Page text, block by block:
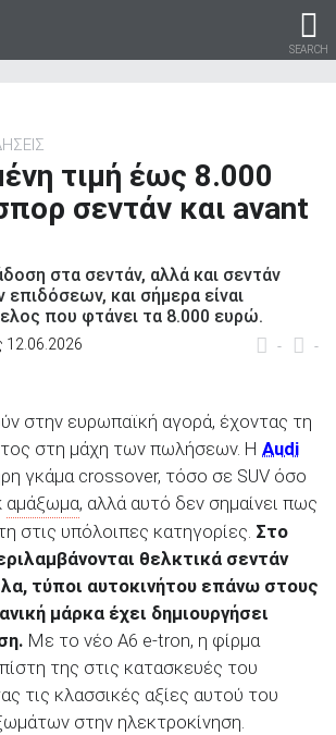
SEARCH
τα πάντα για το
αυτοκίνητο!
βρες το!
τιμή έως 8.000
σεντάν και avant
στα σεντάν, αλλά και σεντάν
και σήμερα είναι
που φτάνει τα 8.000 ευρώ.
- -
12.06.2026
στην ευρωπαϊκή αγορά, έχοντας τη
στη μάχη των πωλήσεων. Η Audi
γκάμα crossover, τόσο σε SUV όσο
αμάξωμα, αλλά αυτό δεν σημαίνει πως
στις υπόλοιπες κατηγορίες. Στο
θελκτικά σεντάν
τύποι αυτοκινήτου επάνω στους
μάρκα έχει δημιουργήσει
Με το νέο A6 e-tron, η φίρμα
της στις κατασκευές του
τις κλασσικές αξίες αυτού του
στην ηλεκτροκίνηση.